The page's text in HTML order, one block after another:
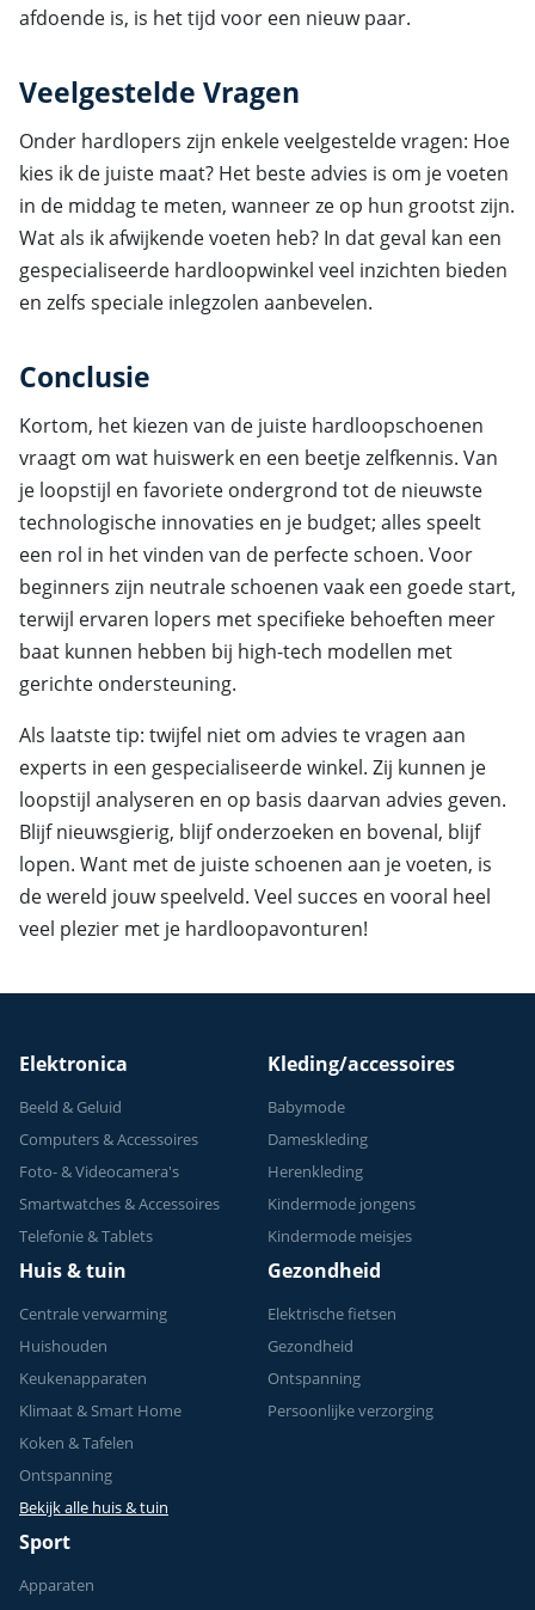
afdoende is, is het tijd voor een nieuw paar.
Veelgestelde Vragen
Onder hardlopers zijn enkele veelgestelde vragen: Hoe
kies ik de juiste maat? Het beste advies is om je voeten
in de middag te meten, wanneer ze op hun grootst zijn.
Wat als ik afwijkende voeten heb? In dat geval kan een
gespecialiseerde hardloopwinkel veel inzichten bieden
en zelfs speciale inlegzolen aanbevelen.
Conclusie
Kortom, het kiezen van de juiste hardloopschoenen
vraagt om wat huiswerk en een beetje zelfkennis. Van
je loopstijl en favoriete ondergrond tot de nieuwste
technologische innovaties en je budget; alles speelt
een rol in het vinden van de perfecte schoen. Voor
beginners zijn neutrale schoenen vaak een goede start,
terwijl ervaren lopers met specifieke behoeften meer
baat kunnen hebben bij high-tech modellen met
gerichte ondersteuning.
Als laatste tip: twijfel niet om advies te vragen aan
experts in een gespecialiseerde winkel. Zij kunnen je
loopstijl analyseren en op basis daarvan advies geven.
Blijf nieuwsgierig, blijf onderzoeken en bovenal, blijf
lopen. Want met de juiste schoenen aan je voeten, is
de wereld jouw speelveld. Veel succes en vooral heel
veel plezier met je hardloopavonturen!
Elektronica
Beeld & Geluid
Computers & Accessoires
Foto- & Videocamera's
Smartwatches & Accessoires
Telefonie & Tablets
Kleding/accessoires
Babymode
Dameskleding
Herenkleding
Kindermode jongens
Kindermode meisjes
Huis & tuin
Centrale verwarming
Huishouden
Keukenapparaten
Klimaat & Smart Home
Koken & Tafelen
Ontspanning
Bekijk alle huis & tuin
Gezondheid
Elektrische fietsen
Gezondheid
Ontspanning
Persoonlijke verzorging
Sport
Apparaten